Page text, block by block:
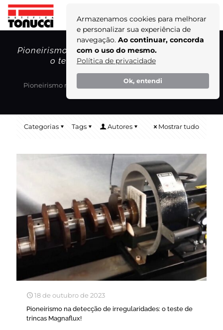
Armazenamos cookies para melhorar
e personalizar sua experiência de
navegação. Ao continuar, concorda
com o uso do mesmo.
Política de privacidade
Ok, entendi
Pioneirismo na detecção de irregularidades:
o teste de trincas Magnaflux!
Home
Blog
Pioneirismo na detecção de irregularidades: o teste de
Categorias Tags Autores Mostrar tudo
18 de outubro de 2023
Pioneirismo na detecção de irregularidades: o teste de
trincas Magnaflux!